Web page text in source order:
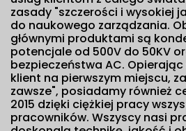
zasady "szczerości i wysokiej
do naukowego zarządzania.
głównymi produktami są
potencjale od 500V do 50KV
bezpieczeństwa AC.
klient na pierwszym miejscu,
zawsze", posiadamy również
2015 dzięki ciężkiej pracy
pracowników. Wszyscy nasi